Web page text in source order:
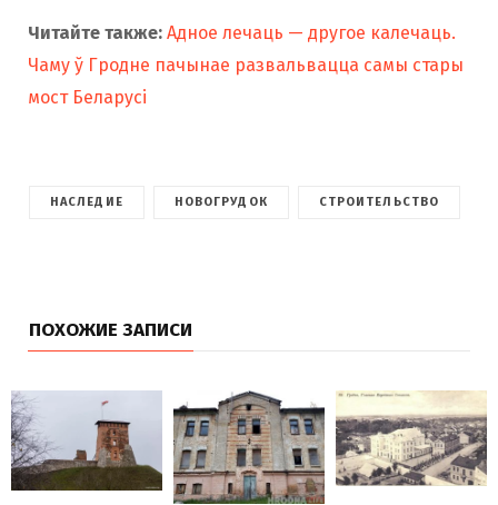
Читайте также: Адное лечаць — другое калечаць.
Чаму ў Гродне пачынае развальвацца самы стары
мост Беларусі
НАСЛЕДИЕ НОВОГРУДОК СТРОИТЕЛЬСТВО
ПОХОЖИЕ ЗАПИСИ